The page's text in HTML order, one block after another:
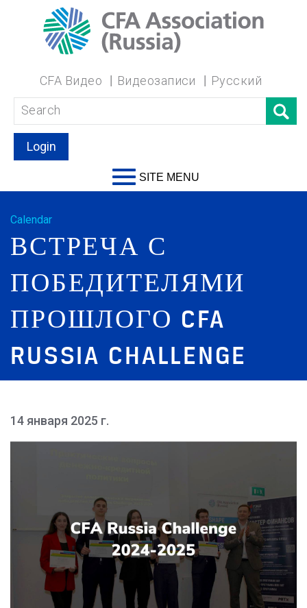
CFA Видео Видеозаписи Русский
Login
SITE MENU
Calendar
ВСТРЕЧА С
ПОБЕДИТЕЛЯМИ
ПРОШЛОГО CFA
RUSSIA CHALLENGE
14 января 2025 г.